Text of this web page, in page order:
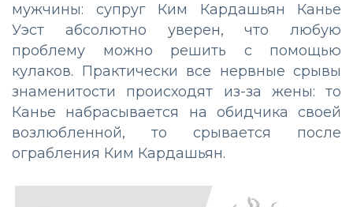
мужчины: супруг Ким Кардашьян Канье
Уэст абсолютно уверен, что любую
проблему можно решить с помощью
кулаков. Практически все нервные срывы
знаменитости происходят из-за жены: то
Канье набрасывается на обидчика своей
возлюбленной, то срывается после
ограбления Ким Кардашьян.